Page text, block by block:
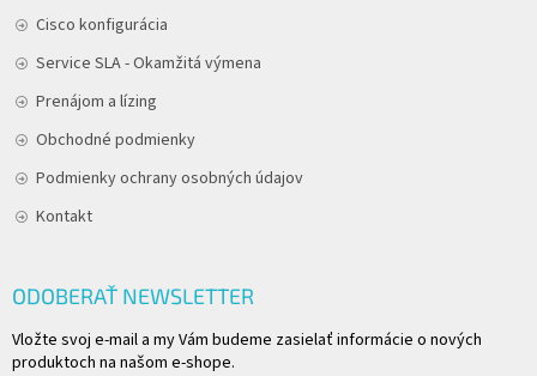
Cisco konfigurácia
Service SLA - Okamžitá výmena
Prenájom a lízing
Obchodné podmienky
Podmienky ochrany osobných údajov
Kontakt
ODOBERAŤ NEWSLETTER
Vložte svoj e-mail a my Vám budeme zasielať informácie o nových
produktoch na našom e-shope.